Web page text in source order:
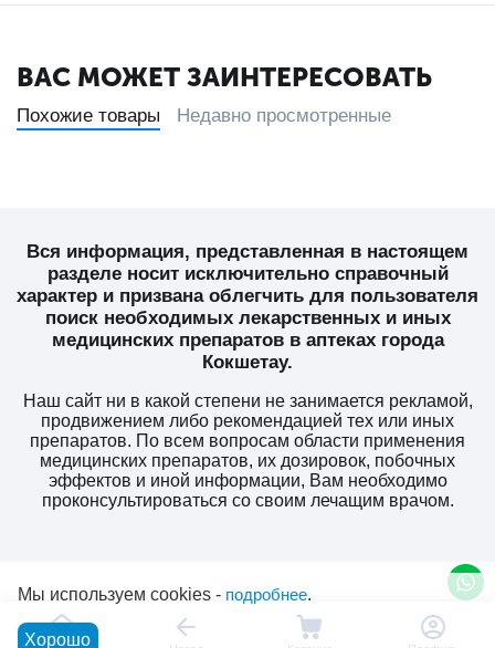
ВАС МОЖЕТ ЗАИНТЕРЕСОВАТЬ
Похожие товары Недавно просмотренные
Вся информация, представленная в настоящем
разделе носит исключительно справочный
характер и призвана облегчить для пользователя
поиск необходимых лекарственных и иных
медицинских препаратов в аптеках города
Кокшетау.
Наш сайт ни в какой степени не занимается рекламой,
продвижением либо рекомендацией тех или иных
препаратов. По всем вопросам области применения
медицинских препаратов, их дозировок, побочных
эффектов и иной информации, Вам необходимо
проконсультироваться со своим лечащим врачом.
Мы используем cookies - подробнее.
Хорошо